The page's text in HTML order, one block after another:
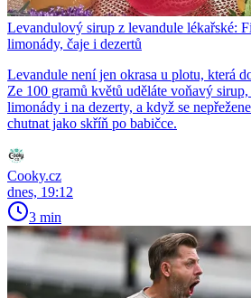
Levandulový sirup z levandule lékařské:
limonády, čaje i dezertů
Levandule není jen okrasa u plotu, která
Ze 100 gramů květů uděláte voňavý
limonády i na dezerty, a když se
chutnat jako skříň po babičce.
Cooky.cz
dnes, 19:12
3 min